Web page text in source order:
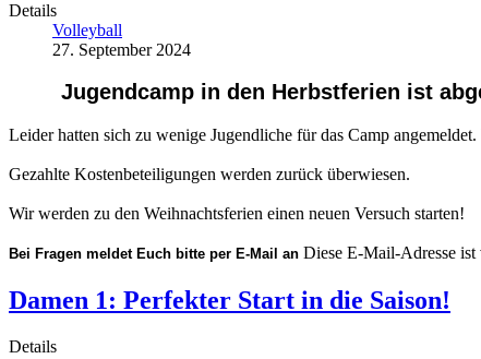
Details
Volleyball
27. September 2024
Jugendcamp in den Herbstferien ist
Leider hatten sich zu wenige Jugendliche für das Camp
Gezahlte Kostenbeteiligungen werden zurück überwiesen.
Wir werden zu den Weihnachtsferien einen neuen Versuch starten!
Bei Fragen meldet Euch bitte per E-Mail an Diese E-Mail-Adresse ist
Damen 1: Perfekter Start in die Saison!
Details